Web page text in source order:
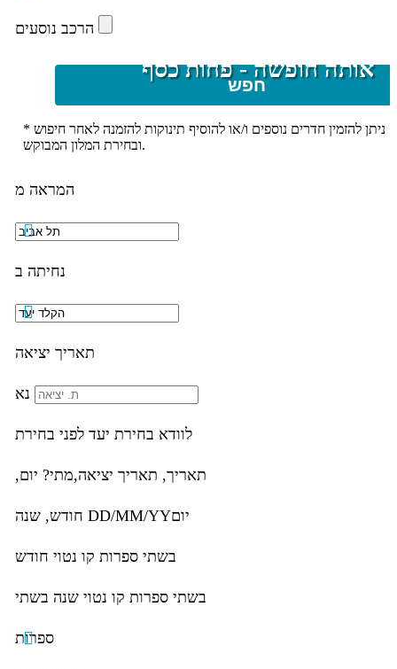
הרכב נוסעים
חפש
* ניתן להזמין חדרים נוספים ו/או להוסיף תינוקות להזמנה לאחר חיפוש
ובחירת המלון המבוקש.
אותה חופשה - פחות כסף
המראה מ
נחיתה ב
תאריך יציאה
נא
לוודא בחירת יעד לפני בחירת
תאריך, תאריך יציאה,מתי? יום,
DD/MM/YYיום
בשתי ספרות קו נטוי חודש
בשתי ספרות קו נטוי שנה בשתי
ספרות